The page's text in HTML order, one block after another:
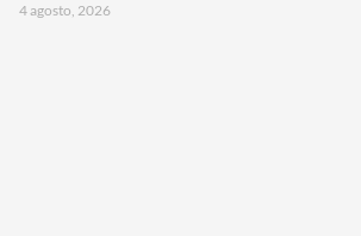
4 agosto, 2026